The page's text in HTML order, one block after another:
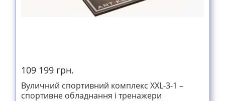
109 199 грн.
Вуличний спортивний комплекс XXL-3-1 –
спортивне обладнання і тренажери